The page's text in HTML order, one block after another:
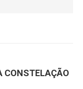
CONSTELAÇÃO